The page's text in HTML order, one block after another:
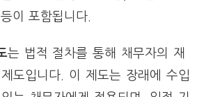
이 포함됩니다.
는 법적 절차를 통해 채무자의 재
도입니다. 이 제도는 장래에 수입